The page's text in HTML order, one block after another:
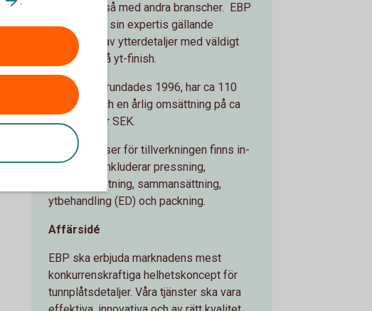
arbetar också med andra branscher. EBP
är kända för sin expertis gällande
produktion av ytterdetaljer med väldigt
höga krav på yt-finish.
Företaget grundades 1996, har ca 110
anställda och en årlig omsättning på ca
500 miljoner SEK.
Alla processer för tillverkningen finns in-
house och inkluderar pressning,
laserbearbetning, sammansättning,
ytbehandling (ED) och packning.
Affärsidé
EBP ska erbjuda marknadens mest
konkurrenskraftiga helhetskoncept för
tunnplåtsdetaljer. Våra tjänster ska vara